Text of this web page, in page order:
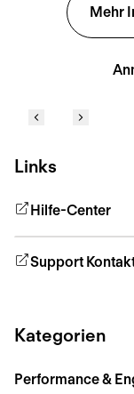
Mehr
Links
Hilfe-Center
Support
Kategorien
Performance &